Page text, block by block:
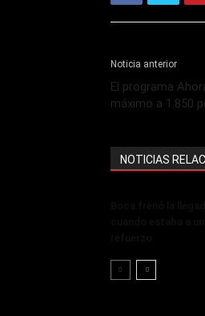
Noticia anterior
El programa
máximo a 1.850
NOTICIAS